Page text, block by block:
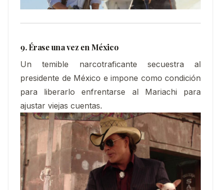
9. Érase una vez en México
Un temible narcotraficante secuestra al
presidente de México e impone como condición
para liberarlo enfrentarse al Mariachi para
ajustar viejas cuentas.